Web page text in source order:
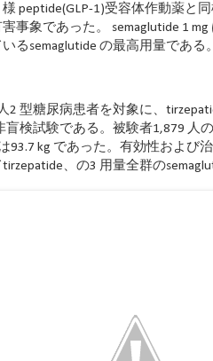
peptide(GLP-1)受容体作動薬と
事象であった。 semaglutide 1
るsemaglutide の最高用量である。
2 型糖尿病患者を対象に、
検試験である。被験者1,879 人
93.7 kg であった。有効性および
、の3 用量全群の